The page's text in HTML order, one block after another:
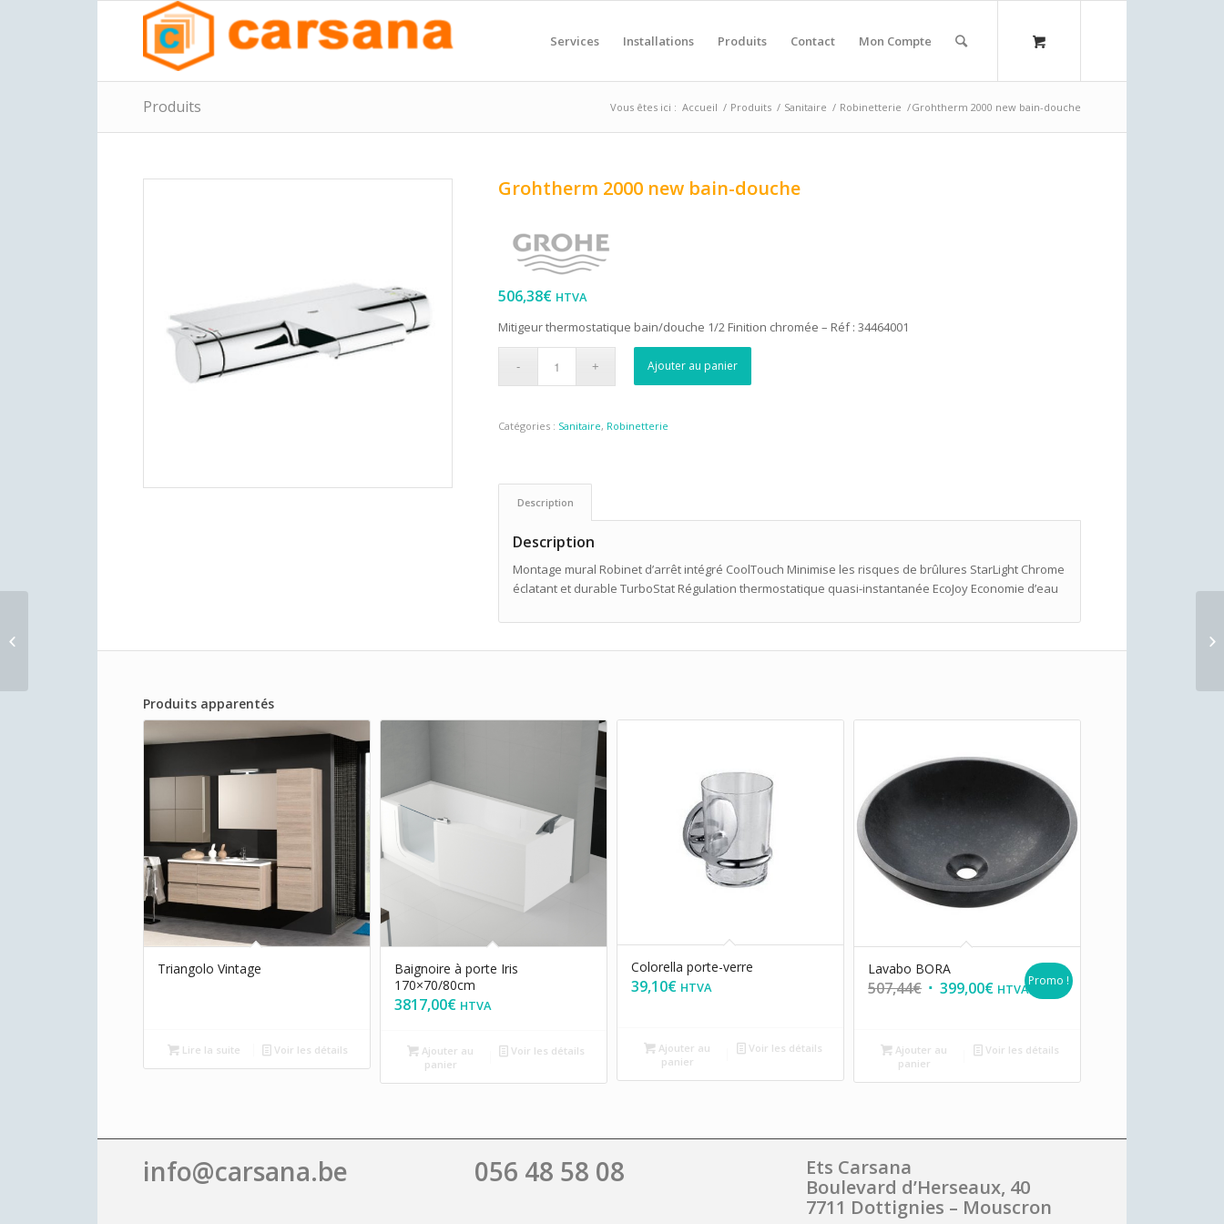
Services Installations Produits Contact Mon Compte
Produits Vous êtes ici : Accueil / Produits / Sanitaire / Robinetterie /Grohtherm 2000 new bain-douche
Grohtherm 2000 new bain-douche
506,38€ HTVA
Mitigeur thermostatique bain/douche 1/2 Finition chromée – Réf : 34464001
Ajouter au panier
Catégories : Sanitaire, Robinetterie
Description
Description
Montage mural Robinet d’arrêt intégré CoolTouch Minimise les risques de brûlures StarLight Chrome
éclatant et durable TurboStat Régulation thermostatique quasi-instantanée EcoJoy Economie d’eau
Produits apparentés
Triangolo Vintage
Lire la suite Voir les détails
Baignoire à porte Iris
170×70/80cm
3817,00€ HTVA
Ajouter au
panier
Voir les détails
Colorella porte-verre
39,10€ HTVA
Ajouter au
panier
Voir les détails
Lavabo BORA
507,44€ 399,00€ HTVA
Promo !
Ajouter au
panier
Voir les détails
info@carsana.be 056 48 58 08
Ets Carsana
Boulevard d’Herseaux, 40
7711 Dottignies – Mouscron